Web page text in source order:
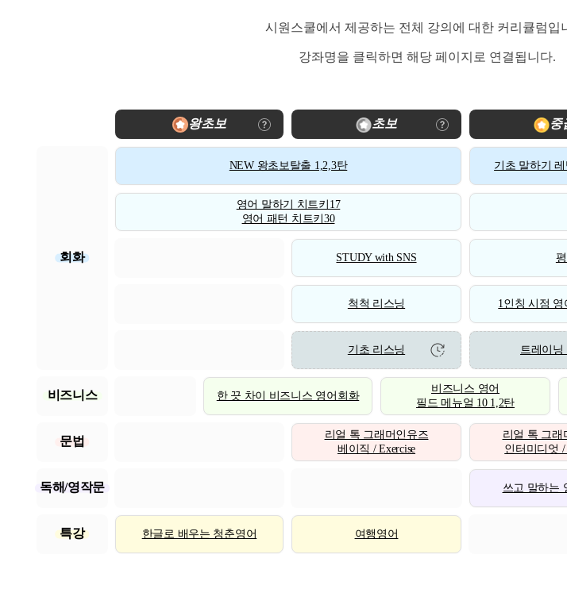
시원스쿨에서 제공하는 전체 강의에 대한 커리큘럼입
강좌명을 클릭하면 해당 페이지로 연결됩니다.
왕초보 초보 중
회화
NEW 왕초보탈출 1,2,3탄 기초 말하기
영어 말하기 치트키17
영어 패턴 치트키30
STUDY with SNS
척척 리스닝 1인칭 시점 영
기초 리스닝 트레이닝
비즈니스 한 끗 차이 비즈니스 영어회화
비즈니스 영어
필드 메뉴얼 10 1,2탄
문법
리얼 톡 그래머인유즈
베이직 / Exercise
리얼 톡 그래
인터미디엇 /
독해/영작문 쓰고 말하는
특강 한글로 배우는 청춘영어 여행영어